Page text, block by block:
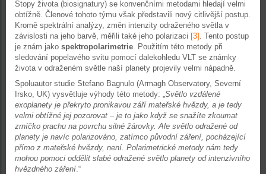
Stopy života (biosignatury) se konvenčními metodami hledají velmi
obtížně. Členové tohoto týmu však představili nový citlivější postup.
Kromě spektrální analýzy, změn intenzity odraženého světla v
závislosti na jeho barvě, měřili také jeho polarizaci [3] . Tento postup
je znám jako spektropolarimetrie. Použitím této metody při
sledování popelavého svitu pomocí dalekohledu VLT se známky
života v odraženém světle naší planety projevily velmi nápadně.
Spoluautor studie Stefano Bagnulo (Armagh Observatory, Severní
Irsko, UK) vysvětluje výhody této metody: „Světlo vzdálené
exoplanety je překryto pronikavou září mateřské hvězdy, a je tedy
velmi obtížné jej pozorovat – je to jako když se snažíte zkoumat
zrníčko prachu na povrchu silné žárovky. Ale světlo odražené od
planety je navíc polarizováno, zatímco původní záření, pocházející
přímo z mateřské hvězdy, není. Polarimetrické metody nám tedy
mohou pomoci oddělit slabé odražené světlo planety od intenzivního
hvězdného záření.“